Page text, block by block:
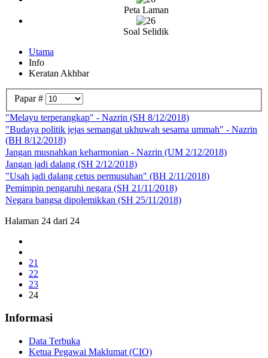
Peta Laman
Soal Selidik
Utama
Info
Keratan Akhbar
Papar #
"Melayu terperangkap" - Nazrin (SH 8/12/2018)
"Budaya politik jejas semangat ukhuwah sesama ummah" - Nazrin
(BH 8/12/2018)
Jangan musnahkan keharmonian - Nazrin (UM 2/12/2018)
Jangan jadi dalang (SH 2/12/2018)
"Usah jadi dalang cetus permusuhan" (BH 2/11/2018)
Pemimpin pengaruhi negara (SH 21/11/2018)
Negara bangsa dipolemikkan (SH 25/11/2018)
Halaman 24 dari 24
21
22
23
24
Informasi
Data Terbuka
Ketua Pegawai Maklumat (CIO)